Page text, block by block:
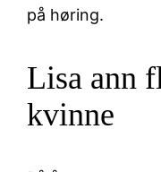
på høring.
Lisa ann
kvinne